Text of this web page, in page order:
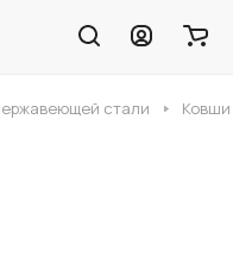
стали